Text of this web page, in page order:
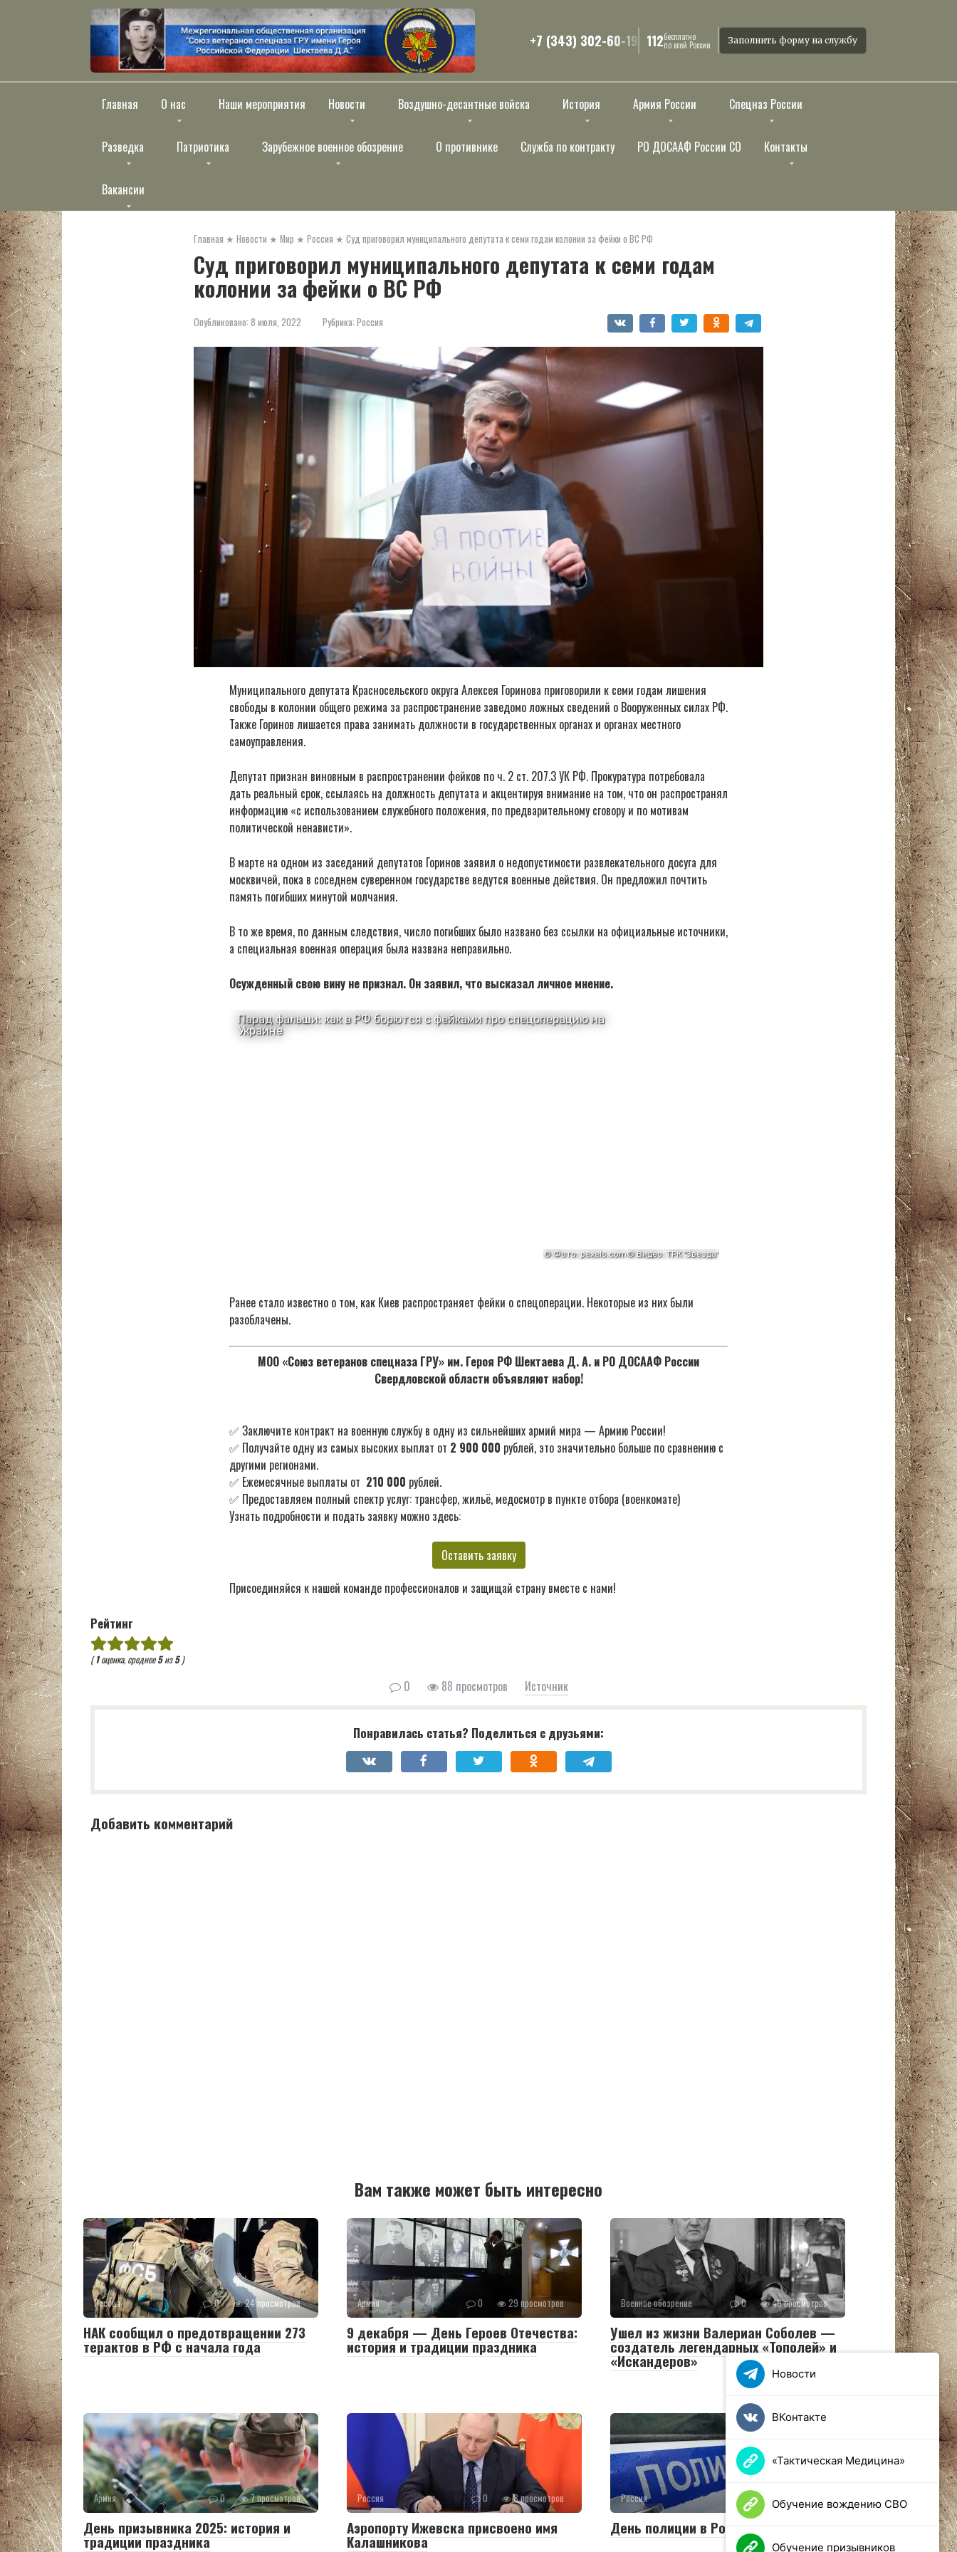
+7 (343) 302-60-19 112бесплатно
по всей России Заполнить форму на службу
Главная О нас Наши мероприятия Новости Воздушно-десантные войска История Армия России Спецназ России
Разведка Патриотика Зарубежное военное обозрение О противнике Служба по контракту РО ДОСААФ России СО Контакты
Вакансии
Главная ★ Новости ★ Мир ★ Россия ★ Суд приговорил муниципального депутата к семи годам колонии за фейки о ВС РФ
Суд приговорил муниципального депутата к семи годам
колонии за фейки о ВС РФ
Опубликовано: 8 июля, 2022 Рубрика: Россия
Муниципального депутата Красносельского округа Алексея Горинова приговорили к семи годам лишения
свободы в колонии общего режима за распространение заведомо ложных сведений о Вооруженных силах РФ.
Также Горинов лишается права занимать должности в государственных органах и органах местного
самоуправления.
Депутат признан виновным в распространении фейков по ч. 2 ст. 207.3 УК РФ. Прокуратура потребовала
дать реальный срок, ссылаясь на должность депутата и акцентируя внимание на том, что он распространял
информацию «с использованием служебного положения, по предварительному сговору и по мотивам
политической ненависти».
В марте на одном из заседаний депутатов Горинов заявил о недопустимости развлекательного досуга для
москвичей, пока в соседнем суверенном государстве ведутся военные действия. Он предложил почтить
память погибших минутой молчания.
В то же время, по данным следствия, число погибших было названо без ссылки на официальные источники,
а специальная военная операция была названа неправильно.
Осужденный свою вину не признал. Он заявил, что высказал личное мнение.
Ранее стало известно о том, как Киев распространяет фейки о спецоперации. Некоторые из них были
разоблачены.
МОО «Союз ветеранов спецназа ГРУ» им. Героя РФ Шектаева Д. А. и РО ДОСААФ России
Свердловской области объявляют набор!
✅ Заключите контракт на военную службу в одну из сильнейших армий мира — Армию России!
✅ Получайте одну из самых высоких выплат от 2 900 000 рублей, это значительно больше по сравнению с
другими регионами.
✅ Ежемесячные выплаты от 210 000 рублей.
✅ Предоставляем полный спектр услуг: трансфер, жильё, медосмотр в пункте отбора (военкомате)
Узнать подробности и подать заявку можно здесь:
Оставить заявку
Присоединяйся к нашей команде профессионалов и защищай страну вместе с нами!
Рейтинг
(1оценка, среднее5из5)
0 88 просмотров Источник
Понравилась статья? Поделиться с друзьями:
Добавить комментарий
Вам также может быть интересно
Россия 0 24 просмотров
НАК сообщил о предотвращении 273
терактов в РФ с начала года
Армия 0 29 просмотров
9 декабря — День Героев Отечества:
история и традиции праздника
Военное обозрение 0 49 просмотров
Ушел из жизни Валериан Соболев —
создатель легендарных «Тополей» и
«Искандеров»
Армия 0 7 просмотров
День призывника 2025: история и
традиции праздника
Россия 0 8 просмотров
Аэропорту Ижевска присвоено имя
Калашникова
Россия 0 41 просмотров
День полиции в России 2025
Новости
ВКонтакте
«Тактическая Медицина»
Обучение вождению СВО
Обучение призывников